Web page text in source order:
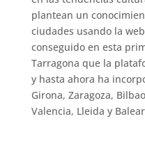
plantean un
ciudades usando la
conseguido en esta
Tarragona que la
y hasta ahora ha
Girona, Zaragoza,
Valencia, Lleida y